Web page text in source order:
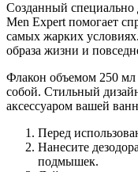
Созданный специально
Men Expert помогает
самых жарких
образа жизни и
Флакон объемом 250 мл
собой. Стильный
аксессуаром вашей
Перед
Нанесите
подмышек.